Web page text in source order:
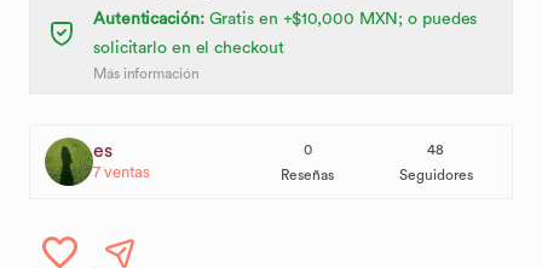
Autenticación:Gratis en +$10,000 MXN; o puedes
solicitarlo en el checkout
Más información
es
7ventas
0
Reseñas
48
Seguidores